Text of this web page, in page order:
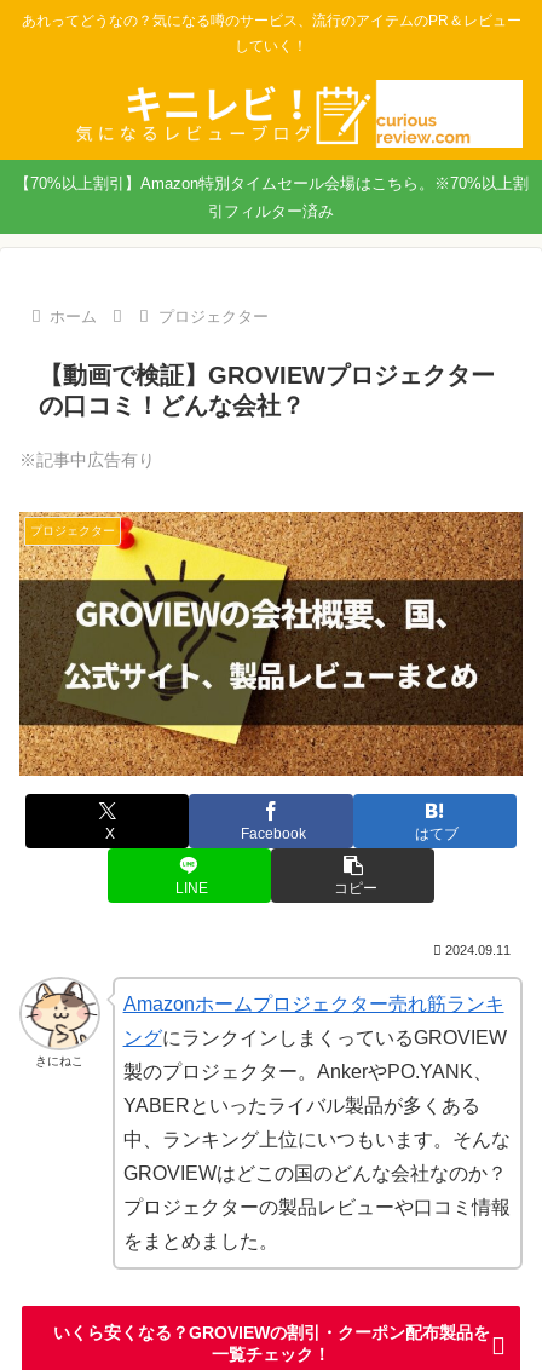
あれってどうなの？気になる噂のサービス、流行のアイテムのPR＆レビュー
していく！
【70%以上割引】Amazon特別タイムセール会場はこちら。※70%以上割
引フィルター済み
ホーム プロジェクター
【動画で検証】GROVIEWプロジェクター
の口コミ！どんな会社？
※記事中広告有り
プロジェクター
X Facebook はてブ
LINE コピー
2024.09.11
きにねこ
Amazonホームプロジェクター売れ筋ランキ
ングにランクインしまくっているGROVIEW
製のプロジェクター。AnkerやPO.YANK、
YABERといったライバル製品が多くある
中、ランキング上位にいつもいます。そんな
GROVIEWはどこの国のどんな会社なのか？
プロジェクターの製品レビューや口コミ情報
をまとめました。
いくら安くなる？GROVIEWの割引・クーポン配布製品を
一覧チェック！